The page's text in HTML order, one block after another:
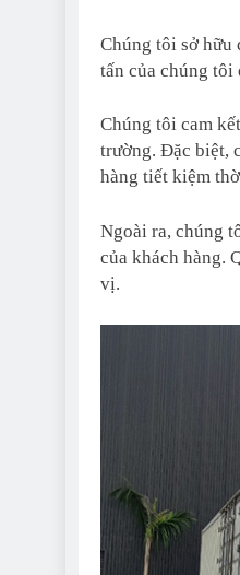
Chúng tôi sở hữu
tấn của chúng tôi
Chúng tôi cam
trường. Đặc biệt,
hàng tiết kiệm
Ngoài ra, chúng
của khách hàng.
vị.